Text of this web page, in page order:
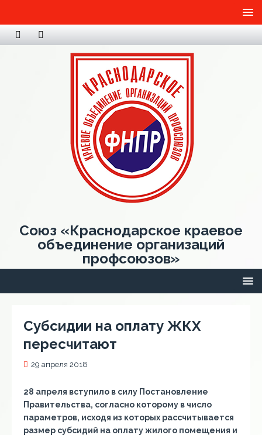
Союз «Краснодарское краевое
объединение организаций
профсоюзов»
Субсидии на оплату ЖКХ
пересчитают
29 апреля 2018
28 апреля вступило в силу Постановление
Правительства, согласно которому в число
параметров, исходя из которых рассчитывается
размер субсидий на оплату жилого помещения и